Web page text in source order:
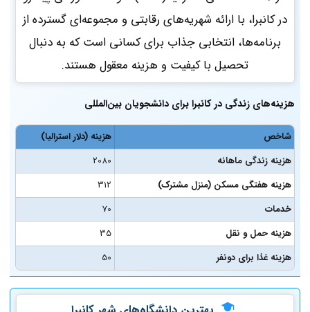
در کانبرا، با ارائه شهریه‌های رقابتی و مجموعه‌ای گسترده از
برنامه‌ها، انتخابی جذاب برای کسانی است که به دنبال
تحصیل با کیفیت و هزینه معقول هستند.
هزینه‌های زندگی در کانبرا برای دانشجویان بین‌المللی
شاخص
هزینه (دلار استرالیا)
هزینه زندگی ماهانه
2080
هزینه هفتگی مسکن (منزل مشترک)
312
خدمات
70
هزینه حمل و نقل
35
هزینه غذا برای دونفر
50